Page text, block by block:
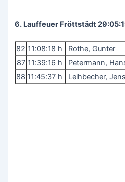
6. Lauffeuer Fröttstädt
82 11:08:18 h Rothe, Gunter
87 11:39:16 h Petermann,
88 11:45:37 h Leihbecher, Jens